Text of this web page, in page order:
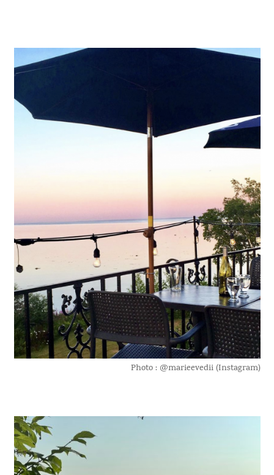
Photo : @marieevedii (Instagram)